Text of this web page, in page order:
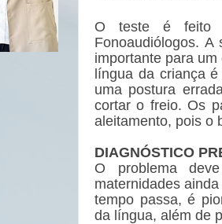
O teste é feito
Fonoaudiólogos.
importante para
língua da criança
uma postura
cortar o freio. Os
aleitamento, pois o
DIAGNÓSTICO
O problema
maternidades
tempo passa, é
da língua, além de